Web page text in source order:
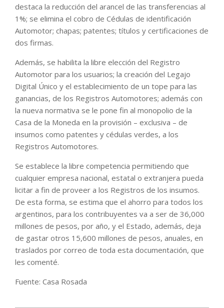
destaca la reducción del arancel de las transferencias al
1%; se elimina el cobro de Cédulas de identificación
Automotor; chapas; patentes; títulos y certificaciones de
dos firmas.
Además, se habilita la libre elección del Registro
Automotor para los usuarios; la creación del Legajo
Digital Único y el establecimiento de un tope para las
ganancias, de los Registros Automotores; además con
la nueva normativa se le pone fin al monopolio de la
Casa de la Moneda en la provisión – exclusiva – de
insumos como patentes y cédulas verdes, a los
Registros Automotores.
Se establece la libre competencia permitiendo que
cualquier empresa nacional, estatal o extranjera pueda
licitar a fin de proveer a los Registros de los insumos.
De esta forma, se estima que el ahorro para todos los
argentinos, para los contribuyentes va a ser de 36,000
millones de pesos, por año, y el Estado, además, deja
de gastar otros 15,600 millones de pesos, anuales, en
traslados por correo de toda esta documentación, que
les comenté.
Fuente: Casa Rosada